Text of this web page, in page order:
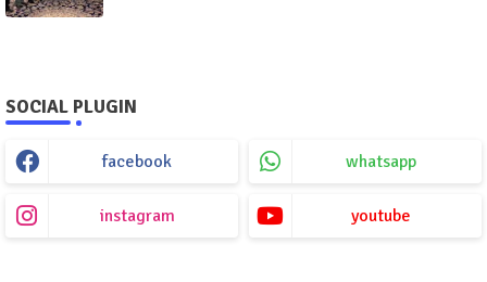
SOCIAL PLUGIN
facebook whatsapp
instagram youtube